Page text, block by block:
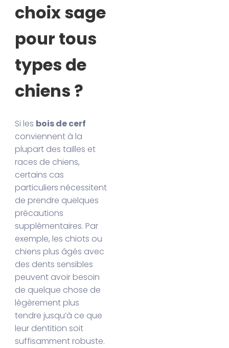
choix sage
pour tous
types de
chiens ?
Si les bois de cerf
conviennent à la
plupart des tailles et
races de chiens,
certains cas
particuliers nécessitent
de prendre quelques
précautions
supplémentaires. Par
exemple, les chiots ou
chiens plus âgés avec
des dents sensibles
peuvent avoir besoin
de quelque chose de
légèrement plus
tendre jusqu’à ce que
leur dentition soit
suffisamment robuste.